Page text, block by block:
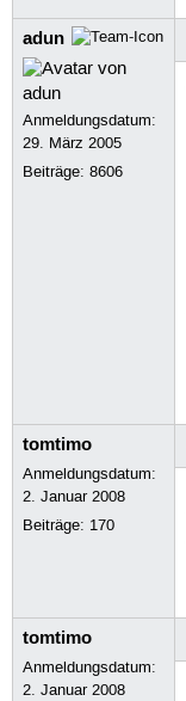
adun
Anmeldungsdatum:
29. März 2005
Beiträge:8606
tomtimo
Anmeldungsdatum:
2. Januar 2008
Beiträge: 170
tomtimo
Anmeldungsdatum:
2. Januar 2008